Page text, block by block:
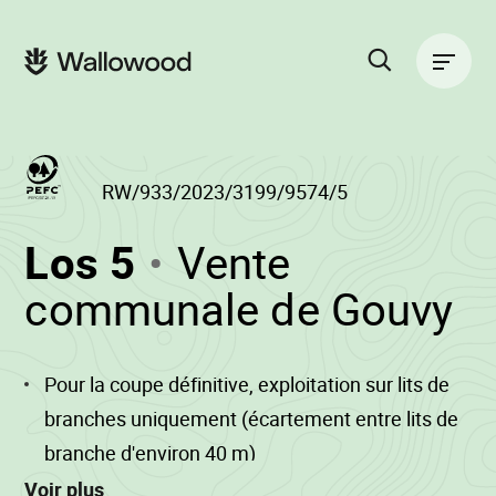
springen
springen
Los 5(RW/933/2023/
-
Vente
communale de Gouvy•
RW/933/2023/3199/9574/5
Pour la coupe définitive, exploitation sur lits de
branches uniquement (écartement entre lits de
branche d'environ 40 m)